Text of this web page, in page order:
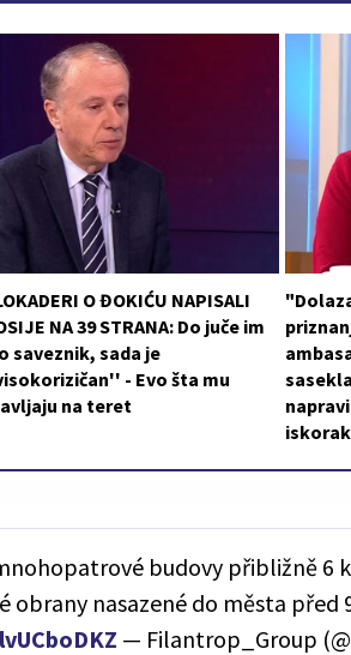
O ĐOKIĆU NAPISALI
NA 39 STRANA: Do juče im
saveznik, sada je
- Evo šta mu
na teret
iskorak
budovy přibližně 6
nasazené do města před
— Filantrop_Group